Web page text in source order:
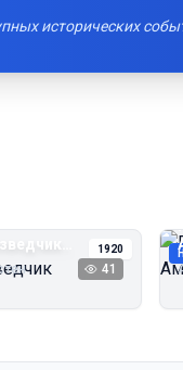
исторических
1920
41